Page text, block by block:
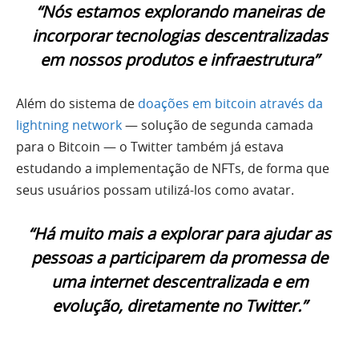
“Nós estamos explorando maneiras de
incorporar tecnologias descentralizadas
em nossos produtos e infraestrutura”
Além do sistema de doações em bitcoin através da
lightning network— solução de segunda camada
para o Bitcoin — o Twitter também já estava
estudando a implementação de NFTs, de forma que
seus usuários possam utilizá-los como avatar.
“Há muito mais a explorar para ajudar as
pessoas a participarem da promessa de
uma internet descentralizada e em
evolução, diretamente no Twitter.”